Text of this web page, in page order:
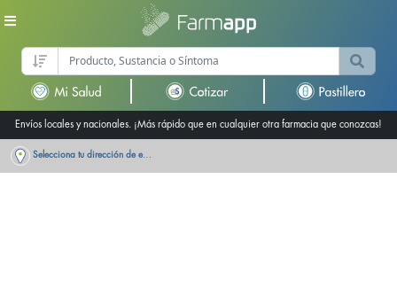
Envíos locales y nacionales. ¡Más rápido que en cualquier otra farmacia que conozcas!
Selecciona tu dirección de entrega